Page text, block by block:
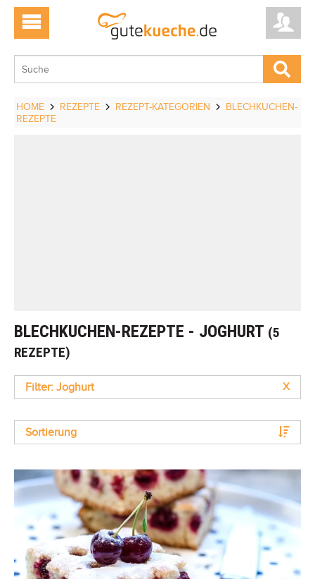
HOME REZEPTE REZEPT-KATEGORIEN
BLECHKUCHEN-
REZEPTE
BLECHKUCHEN-REZEPTE - JOGHURT (5
REZEPTE)
Filter: Joghurt X
Sortierung